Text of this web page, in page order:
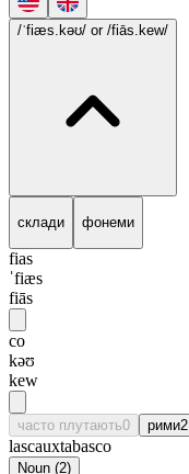
/ˈfiæs.kəʊ/ or /fiās.kew/
склади фонеми
fias
ˈfiæs
fiās
co
kəʊ
kew
часто плутають0 рими2
lascauxtabasco
Noun (2)